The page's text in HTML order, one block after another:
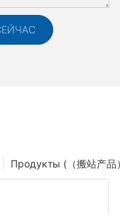
Продукты (（搬站产品